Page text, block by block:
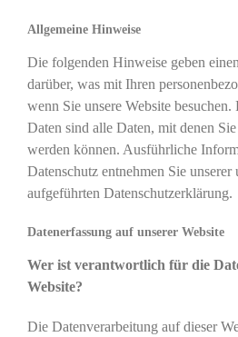
Allgemeine Hinweise
Die folgenden Hinweise geben
darüber, was mit Ihren
wenn Sie unsere Website besuchen.
Daten sind alle Daten, mit denen
werden können. Ausführliche
Datenschutz entnehmen Sie unserer
aufgeführten Datenschutzerklärung.
Datenerfassung auf unserer Website
Wer ist verantwortlich für die
Website?
Die Datenverarbeitung auf dieser